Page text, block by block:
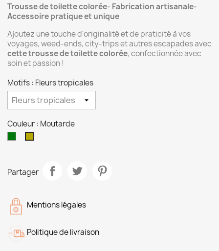
Trousse de toilette colorée- Fabrication artisanale-
Accessoire pratique et unique
Ajoutez une touche d'originalité et de praticité à vos
voyages, weed-ends, city-trips et autres escapades avec
cette trousse de toilette colorée, confectionnée avec
soin et passion !
Motifs : Fleurs tropicales
Couleur : Moutarde
Partager
Mentions légales
Politique de livraison